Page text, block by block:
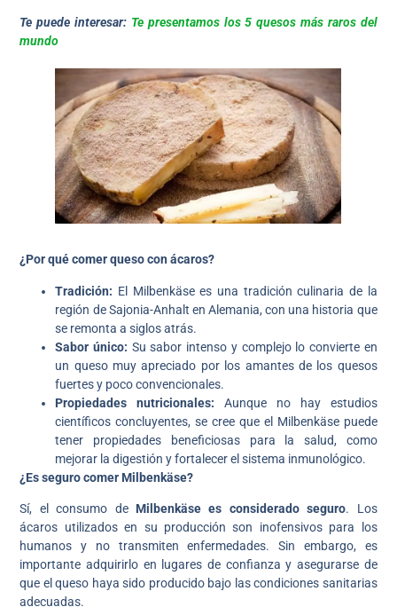
Te puede interesar: Te presentamos los 5 quesos más raros del
mundo
¿Por qué comer queso con ácaros?
Tradición: El Milbenkäse es una tradición culinaria de la
región de Sajonia-Anhalt en Alemania, con una historia que
se remonta a siglos atrás.
Sabor único: Su sabor intenso y complejo lo convierte en
un queso muy apreciado por los amantes de los quesos
fuertes y poco convencionales.
Propiedades nutricionales: Aunque no hay estudios
científicos concluyentes, se cree que el Milbenkäse puede
tener propiedades beneficiosas para la salud, como
mejorar la digestión y fortalecer el sistema inmunológico.
¿Es seguro comer Milbenkäse?
Sí, el consumo deMilbenkäse es considerado seguro. Los
ácaros utilizados en su producción son inofensivos para los
humanos y no transmiten enfermedades. Sin embargo, es
importante adquirirlo en lugares de confianza y asegurarse de
que el queso haya sido producido bajo las condiciones sanitarias
adecuadas.